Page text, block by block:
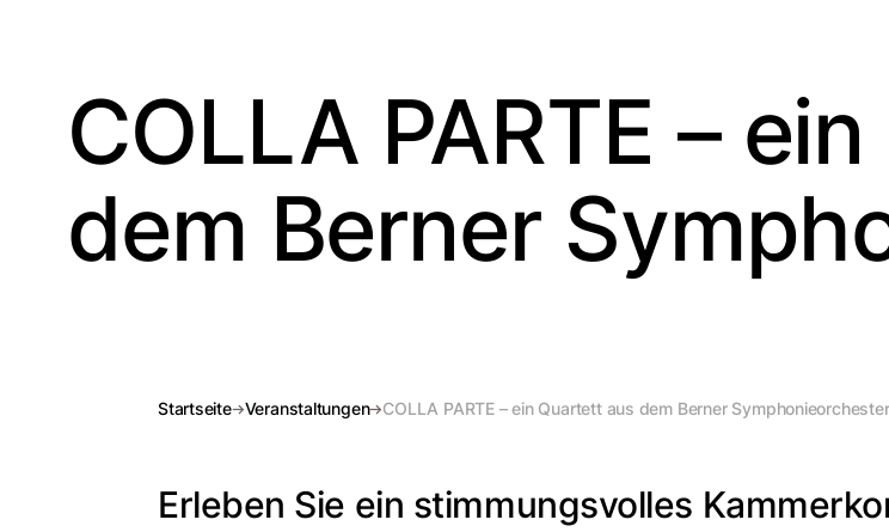
COLLA PARTE –
dem Berner
Startseite Veranstaltungen COLLA PARTE – ein Quartett aus dem Berner Symphonieorchester
Erleben Sie ein stimmungsvolles